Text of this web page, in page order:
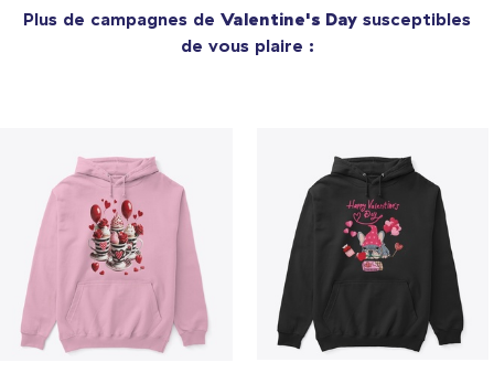
Plus de campagnes de Valentine's Day susceptibles
de vous plaire :